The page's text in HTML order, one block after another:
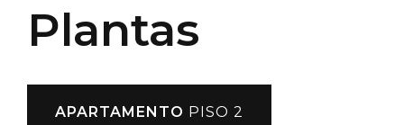
Plantas
APARTAMENTO PISO 2